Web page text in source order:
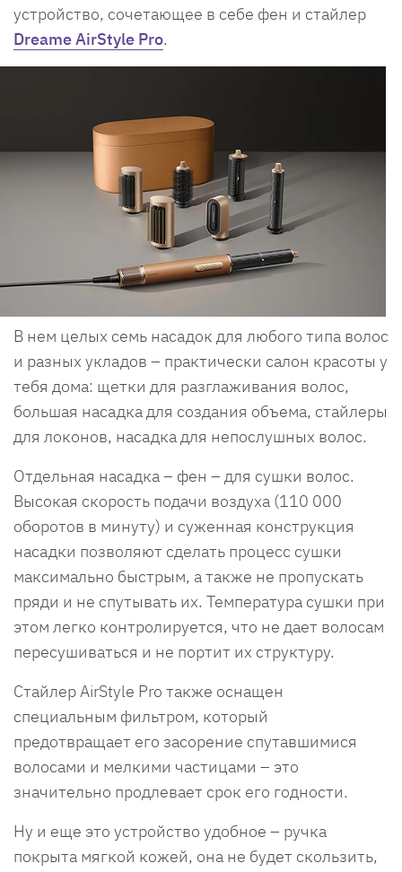
устройство, сочетающее в себе фен и стайлер
Dreame AirStyle Pro.
В нем целых семь насадок для любого типа волос
и разных укладов – практически салон красоты у
тебя дома: щетки для разглаживания волос,
большая насадка для создания объема, стайлеры
для локонов, насадка для непослушных волос.
Отдельная насадка – фен – для сушки волос.
Высокая скорость подачи воздуха (110 000
оборотов в минуту) и суженная конструкция
насадки позволяют сделать процесс сушки
максимально быстрым, а также не пропускать
пряди и не спутывать их. Температура сушки при
этом легко контролируется, что не дает волосам
пересушиваться и не портит их структуру.
Стайлер AirStyle Pro также оснащен
специальным фильтром, который
предотвращает его засорение спутавшимися
волосами и мелкими частицами – это
значительно продлевает срок его годности.
Ну и еще это устройство удобное – ручка
покрыта мягкой кожей, она не будет скользить,